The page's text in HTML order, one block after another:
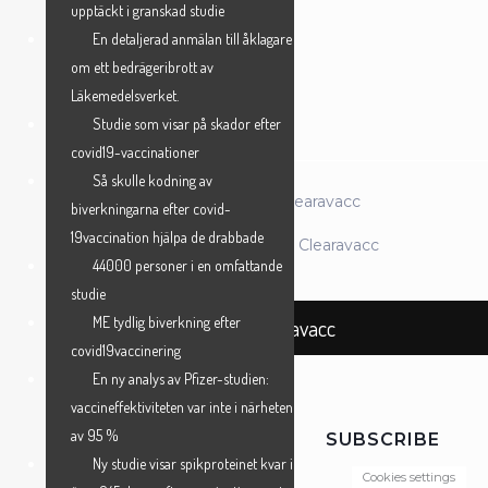
ANMÄL MIG →
© 2026 Föreningen Clearavacc
Powered by Föreningen Clearavacc
Cookies settings
SUBSCRIBE
Föreningen Clearavacc
upptäckt i granskad studie
En detaljerad anmälan till åklagare
om ett bedrägeribrott av
Läkemedelsverket.
Studie som visar på skador efter
covid19-vaccinationer
Så skulle kodning av
biverkningarna efter covid-
19vaccination hjälpa de drabbade
44000 personer i en omfattande
studie
ME tydlig biverkning efter
covid19vaccinering
En ny analys av Pfizer-studien:
vaccineffektiviteten var inte i närheten
av 95 %
Ny studie visar spikproteinet kvar i